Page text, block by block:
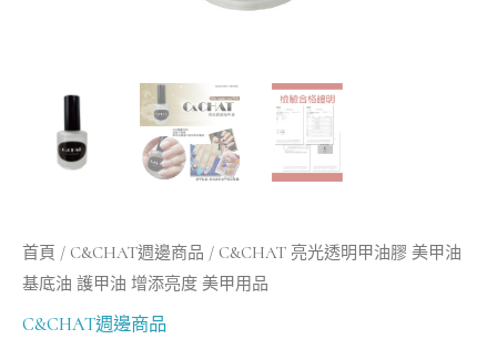
首頁 / C&CHAT週邊商品 / C&CHAT 亮光透明甲油膠 美甲油
基底油 護甲油 增添亮度 美甲用品
C&CHAT週邊商品
亮
度
美